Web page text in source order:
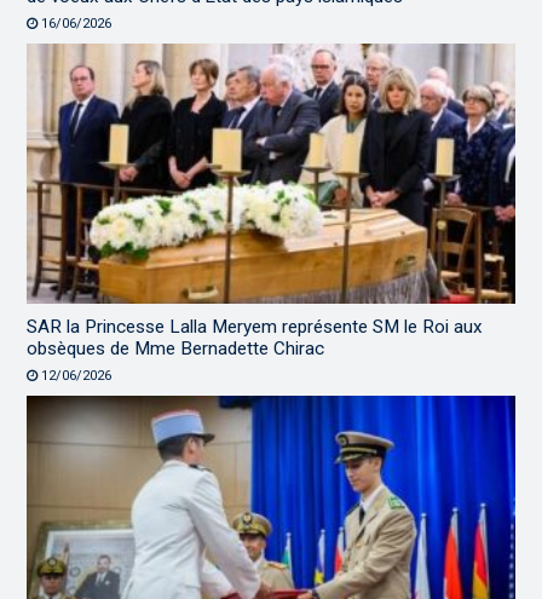
16/06/2026
SAR la Princesse Lalla Meryem représente SM le Roi aux
obsèques de Mme Bernadette Chirac
12/06/2026